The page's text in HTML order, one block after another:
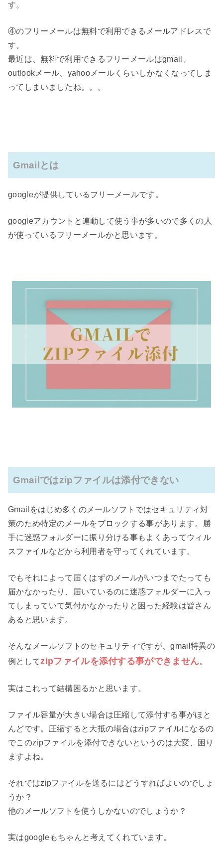
す。
④のフリーメールは無料で利用できるメールアドレスで
す。
最近は、無料で利用できるフリーメールはgmail、
outlookメール、yahooメールくらいしかなくなってしま
ってしまいましたね。。。
Gmailとは
googleが提供しているフリーメールです。
googleアカウントと連動して使う事が多いので多くの人
が使っているフリーメールかと思います。
Gmailではzipファイルは添付できない
Gmailをはじめ多くのメールソフトではセキュリティ対
策のため特定のメールをブロックする事があります。勝
手に迷惑フォルダーに振り分ける事もよくあってウィル
スファイルなどから利用者を守ってくれています。
でもそれによって届くはずのメールがいつまでたっても
届かなかったり、届いているのに迷惑フォルダーに入っ
てしまっていて気付かなかったりと困った経験は皆さん
あると思います。
そんなメールソフトのセキュリティですが、gmail特異の
例としてzipファイルを添付する事ができません。
実はこれって結構困るかと思います。
ファイル容量が大きい場合は圧縮して添付する事がほと
んどです。圧縮すると大抵の場合はzipファイルになるの
でこのzipファイルを添付できないというのは大変、困り
ますよね。
それではzipファイルを送るにはどうすればよいのでしょ
うか？
他のメールソフトを使うしかないのでしょうか？
実はgoogleもちゃんと考えてくれています。